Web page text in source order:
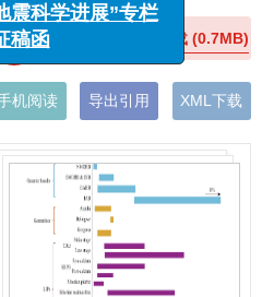
下载(0.7MB)
机阅读 导出引用 XML下载
x
案例分析
稿函
展”专栏